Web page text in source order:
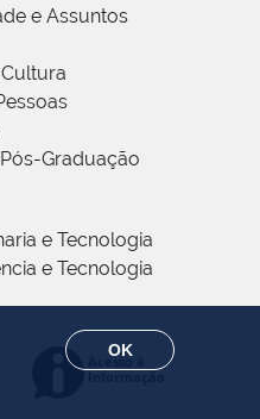
OK
e Assuntos
Graduação
e Tecnologia
e Tecnologia